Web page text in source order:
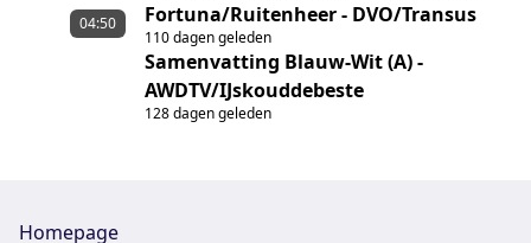
Fortuna/Ruitenheer - DVO/Transus
110 dagen geleden
04:50
Samenvatting Blauw-Wit (A) -
AWDTV/IJskouddebeste
128 dagen geleden
Homepage